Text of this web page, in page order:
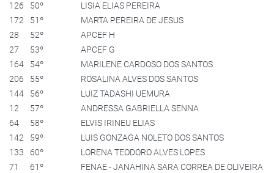
126
50º
LISIA ELIAS PEREIRA
172
51º
MARTA PEREIRA DE JESUS
28
52º
APCEF H
27
53º
APCEF G
164
54º
MARILENE CARDOSO DOS SANTOS
206
55º
ROSALINA ALVES DOS SANTOS
144
56º
LUIZ TADASHI UEMURA
12
57º
ANDRESSA GABRIELLA SENNA
64
58º
ELVIS IRINEU ELIAS
142
59º
LUIS GONZAGA NOLETO DOS SANTOS
133
60º
LORENA TEODORO ALVES LOPES
71
61º
FENAE - JANAHINA SARA CORREA DE OLIVEIRA